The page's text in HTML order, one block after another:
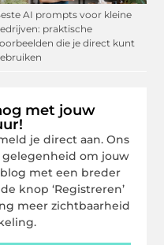
AI prompts voor kleine
praktische
die je direct kunt
met jouw
je direct aan. Ons
om jouw
met een breder
knop ‘Registreren’
meer zichtbaarheid